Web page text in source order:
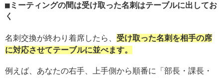
ミーティングの間は受け取った名刺はテーブルに出してお
く
名刺交換が終わり着席したら、 受け取った名刺を相手の席
に対応させてテーブルに並べます。
例えば、あなたの右手、上手側から順番に「部長・課長・